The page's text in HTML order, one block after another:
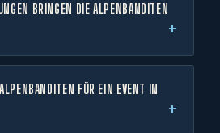
BRINGEN DIE ALPENBANDITEN
FÜR EIN EVENT IN